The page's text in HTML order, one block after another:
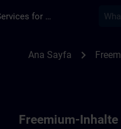
Training Services for Digital Industries
Ana Sayfa chevron_right
Freemium-Inhalte